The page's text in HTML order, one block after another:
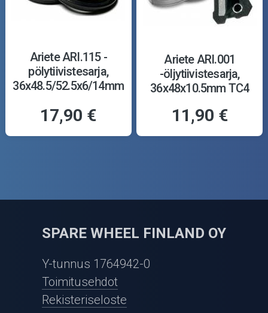
Ariete ARI.115 -
pölytiivistesarja,
36x48.5/52.5x6/14mm
17,90 €
Ariete ARI.001
-öljytiivistesarja,
36x48x10.5mm TC4
11,90 €
SPARE WHEEL FINLAND OY
Y-tunnus 1764942-0
Toimitusehdot
Rekisteriseloste